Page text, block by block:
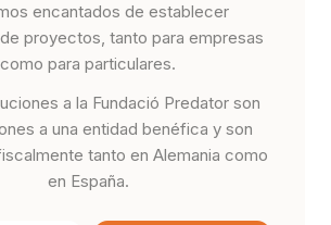
encantados de establecer
proyectos, tanto para empresas
como para particulares.
a la Fundació Predator son
a una entidad benéfica y son
tanto en Alemania como
en España.